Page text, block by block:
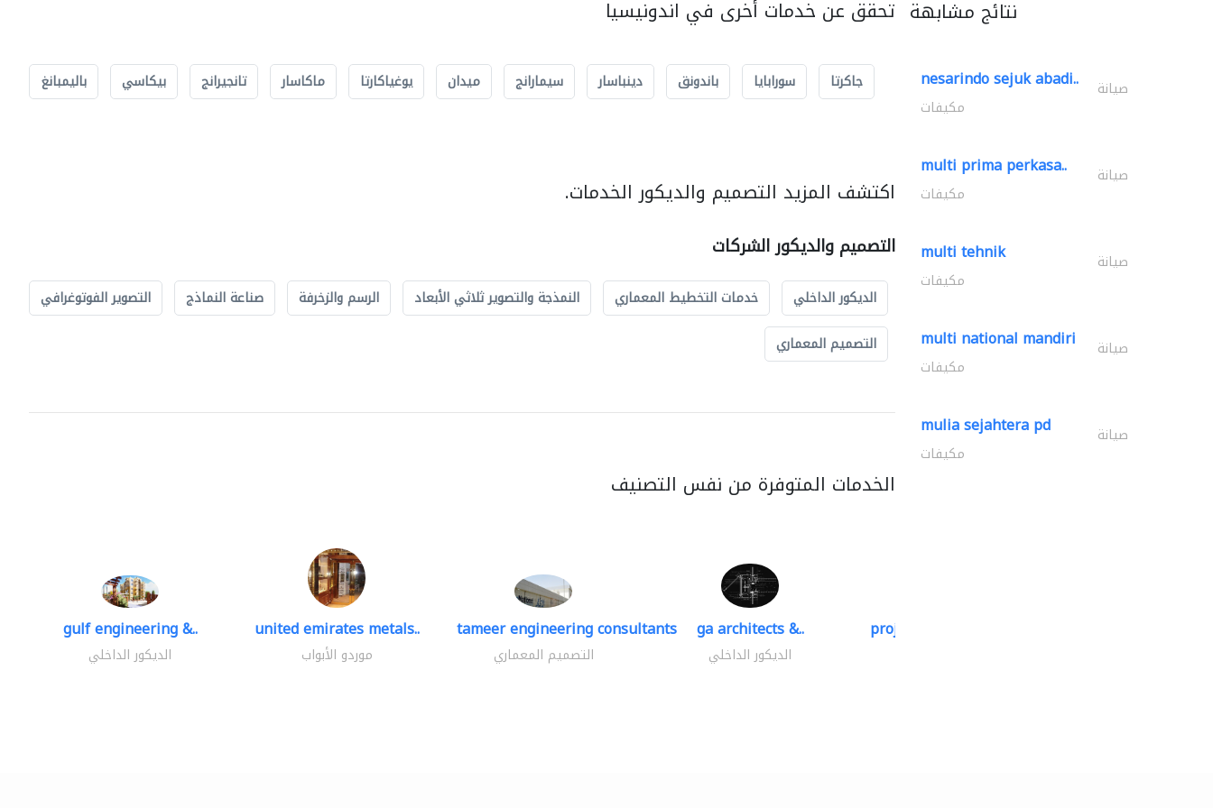
تحقق عن خدمات أخرى في اندونيسيا
جاكرتا سورابايا باندونق دينباسار سيمارانج ميدان يوغياكارتا ماكاسار تانجيرانج بيكاسي باليمبانغ
اكتشف المزيد التصميم والديكور الخدمات.
التصميم والديكور الشركات
الديكور الداخلي خدمات التخطيط المعماري النمذجة والتصوير ثلاثي الأبعاد الرسم والزخرفة صناعة النماذج
التصوير الفوتوغرافي
التصميم المعماري
الخدمات المتوفرة من نفس التصنيف
gulf engineering &..
الديكور الداخلي
united emirates metals..
موردو الأبواب
tameer engineering consultants
التصميم المعماري
ga architects &..
الديكور الداخلي
projeco contracting interior..
نتائج مشابهة
nesarindo sejuk abadi.. صيانة
مكيفات
multi prima perkasa.. صيانة
مكيفات
multi tehnik صيانة
مكيفات
multi national mandiri صيانة
مكيفات
mulia sejahtera pd صيانة
مكيفات